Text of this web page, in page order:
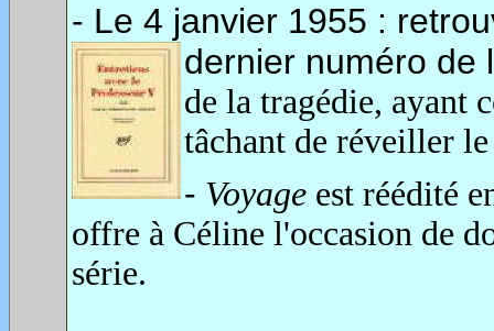
- Le 4 janvier 1955 :
dernier numéro
de la tragédie, ayant
tâchant de réveiller
- Voyage est réédité
offre à Céline l'occasion de
série.